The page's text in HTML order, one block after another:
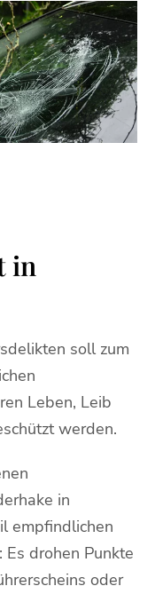
in
soll zum
Leben, Leib
werden.
in
empfindlichen
drohen Punkte
oder